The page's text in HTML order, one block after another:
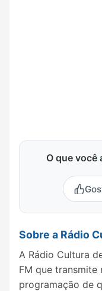
O que você
Sobre a Rádio
A Rádio Cultura
FM que transmite
programação de